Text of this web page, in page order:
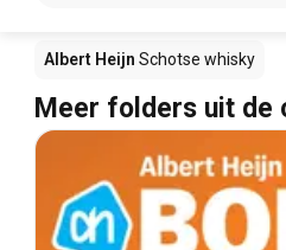
Albert Heijn Schotse whisky
Meer folders uit de